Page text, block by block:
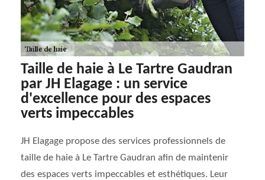
Taille de haie à Le Tartre Gaudran
par JH Elagage : un service
d'excellence pour des espaces
verts impeccables
JH Elagage propose des services professionnels de
taille de haie à Le Tartre Gaudran afin de maintenir
des espaces verts impeccables et esthétiques. Leur